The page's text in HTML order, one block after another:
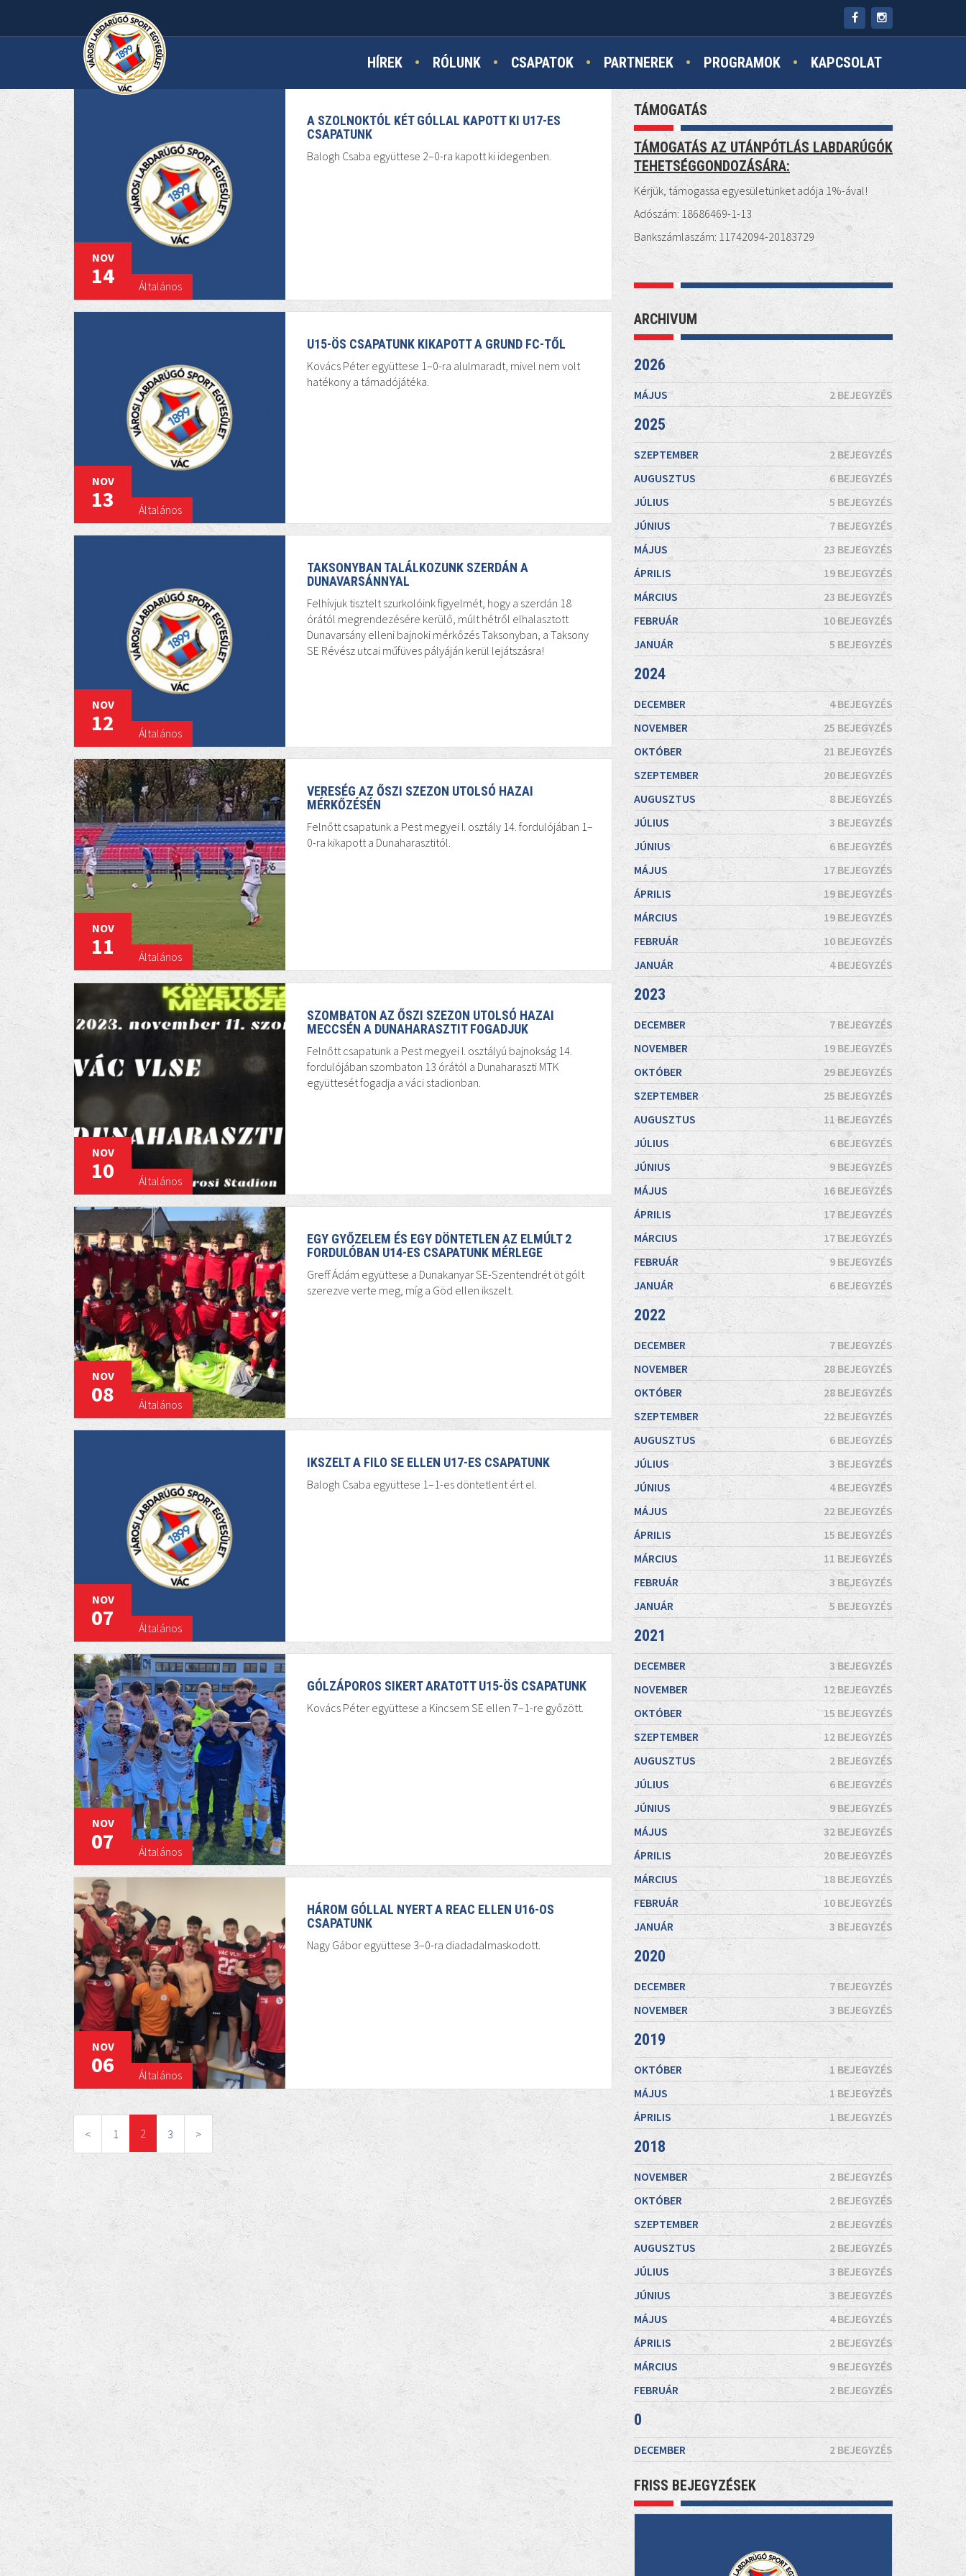
HÍREK RÓLUNK CSAPATOK PARTNEREK PROGRAMOK KAPCSOLAT
Általános
NOV
14
A SZOLNOKTÓL KÉT GÓLLAL KAPOTT KI U17-ES
CSAPATUNK
Balogh Csaba együttese 2–0-ra kapott ki idegenben.
Általános
NOV
13
U15-ÖS CSAPATUNK KIKAPOTT A GRUND FC-TŐL
Kovács Péter együttese 1–0-ra alulmaradt, mivel nem volt
hatékony a támadójátéka.
Általános
NOV
12
TAKSONYBAN TALÁLKOZUNK SZERDÁN A
DUNAVARSÁNNYAL
Felhívjuk tisztelt szurkolóink figyelmét, hogy a szerdán 18
órától megrendezésére kerülő, múlt hétről elhalasztott
Dunavarsány elleni bajnoki mérkőzés Taksonyban, a Taksony
SE Révész utcai műfüves pályáján kerül lejátszásra!
Általános
NOV
11
VERESÉG AZ ŐSZI SZEZON UTOLSÓ HAZAI
MÉRKŐZÉSÉN
Felnőtt csapatunk a Pest megyei I. osztály 14. fordulójában 1–
0-ra kikapott a Dunaharasztitól.
Általános
NOV
10
SZOMBATON AZ ŐSZI SZEZON UTOLSÓ HAZAI
MECCSÉN A DUNAHARASZTIT FOGADJUK
Felnőtt csapatunk a Pest megyei I. osztályú bajnokság 14.
fordulójában szombaton 13 órától a Dunaharaszti MTK
együttesét fogadja a váci stadionban.
Általános
NOV
08
EGY GYŐZELEM ÉS EGY DÖNTETLEN AZ ELMÚLT 2
FORDULÓBAN U14-ES CSAPATUNK MÉRLEGE
Greff Ádám együttese a Dunakanyar SE-Szentendrét öt gólt
szerezve verte meg, míg a Göd ellen ikszelt.
Általános
NOV
07
IKSZELT A FILO SE ELLEN U17-ES CSAPATUNK
Balogh Csaba együttese 1–1-es döntetlent ért el.
Általános
NOV
07
GÓLZÁPOROS SIKERT ARATOTT U15-ÖS CSAPATUNK
Kovács Péter együttese a Kincsem SE ellen 7–1-re győzött.
Általános
NOV
06
HÁROM GÓLLAL NYERT A REAC ELLEN U16-OS
CSAPATUNK
Nagy Gábor együttese 3–0-ra diadadalmaskodott.
< 1 2 3 >
TÁMOGATÁS
TÁMOGATÁS AZ UTÁNPÓTLÁS LABDARÚGÓK
TEHETSÉGGONDOZÁSÁRA:
Kérjük, támogassa egyesületünket adója 1%-ával!
Adószám: 18686469-1-13
Bankszámlaszám: 11742094-20183729
ARCHIVUM
2026
MÁJUS 2 BEJEGYZÉS
2025
SZEPTEMBER
2 BEJEGYZÉS
AUGUSZTUS
6 BEJEGYZÉS
JÚLIUS
5 BEJEGYZÉS
JÚNIUS
7 BEJEGYZÉS
MÁJUS
23 BEJEGYZÉS
ÁPRILIS
19 BEJEGYZÉS
MÁRCIUS
23 BEJEGYZÉS
FEBRUÁR
10 BEJEGYZÉS
JANUÁR
5 BEJEGYZÉS
2024
DECEMBER
4 BEJEGYZÉS
NOVEMBER
25 BEJEGYZÉS
OKTÓBER
21 BEJEGYZÉS
SZEPTEMBER
20 BEJEGYZÉS
AUGUSZTUS
8 BEJEGYZÉS
JÚLIUS
3 BEJEGYZÉS
JÚNIUS
6 BEJEGYZÉS
MÁJUS
17 BEJEGYZÉS
ÁPRILIS
19 BEJEGYZÉS
MÁRCIUS
19 BEJEGYZÉS
FEBRUÁR
10 BEJEGYZÉS
JANUÁR
4 BEJEGYZÉS
2023
DECEMBER
7 BEJEGYZÉS
NOVEMBER
19 BEJEGYZÉS
OKTÓBER
29 BEJEGYZÉS
SZEPTEMBER
25 BEJEGYZÉS
AUGUSZTUS
11 BEJEGYZÉS
JÚLIUS
6 BEJEGYZÉS
JÚNIUS
9 BEJEGYZÉS
MÁJUS
16 BEJEGYZÉS
ÁPRILIS
17 BEJEGYZÉS
MÁRCIUS
17 BEJEGYZÉS
FEBRUÁR
9 BEJEGYZÉS
JANUÁR
6 BEJEGYZÉS
2022
DECEMBER
7 BEJEGYZÉS
NOVEMBER
28 BEJEGYZÉS
OKTÓBER
28 BEJEGYZÉS
SZEPTEMBER
22 BEJEGYZÉS
AUGUSZTUS
6 BEJEGYZÉS
JÚLIUS
3 BEJEGYZÉS
JÚNIUS
4 BEJEGYZÉS
MÁJUS
22 BEJEGYZÉS
ÁPRILIS
15 BEJEGYZÉS
MÁRCIUS
11 BEJEGYZÉS
FEBRUÁR
3 BEJEGYZÉS
JANUÁR
5 BEJEGYZÉS
2021
DECEMBER
3 BEJEGYZÉS
NOVEMBER
12 BEJEGYZÉS
OKTÓBER
15 BEJEGYZÉS
SZEPTEMBER
12 BEJEGYZÉS
AUGUSZTUS
2 BEJEGYZÉS
JÚLIUS
6 BEJEGYZÉS
JÚNIUS
9 BEJEGYZÉS
MÁJUS
32 BEJEGYZÉS
ÁPRILIS
20 BEJEGYZÉS
MÁRCIUS
18 BEJEGYZÉS
FEBRUÁR
10 BEJEGYZÉS
JANUÁR
3 BEJEGYZÉS
2020
DECEMBER
7 BEJEGYZÉS
NOVEMBER
3 BEJEGYZÉS
2019
OKTÓBER
1 BEJEGYZÉS
MÁJUS
1 BEJEGYZÉS
ÁPRILIS
1 BEJEGYZÉS
2018
NOVEMBER
2 BEJEGYZÉS
OKTÓBER
2 BEJEGYZÉS
SZEPTEMBER
2 BEJEGYZÉS
AUGUSZTUS
2 BEJEGYZÉS
JÚLIUS
3 BEJEGYZÉS
JÚNIUS
3 BEJEGYZÉS
MÁJUS
4 BEJEGYZÉS
ÁPRILIS
2 BEJEGYZÉS
MÁRCIUS
9 BEJEGYZÉS
FEBRUÁR
2 BEJEGYZÉS
0
DECEMBER 2 BEJEGYZÉS
FRISS BEJEGYZÉSEK